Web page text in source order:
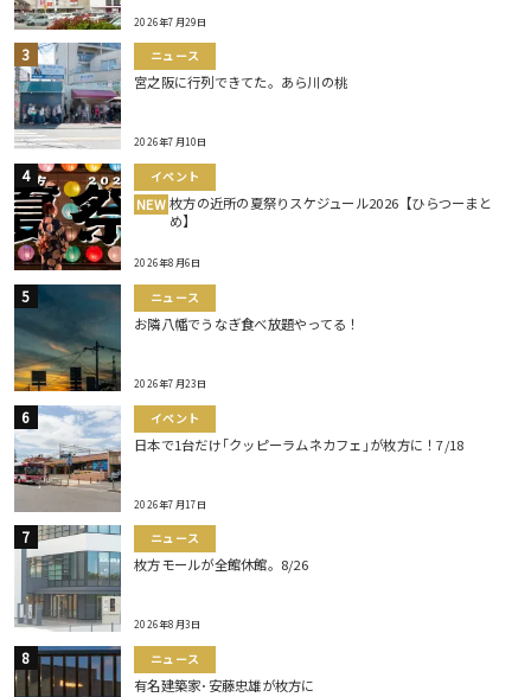
2026年7月29日
ニュース
宮之阪に行列できてた。あら川の桃
2026年7月10日
イベント
NEW 枚方の近所の夏祭りスケジュール2026【ひらつーまと
め】
2026年8月6日
ニュース
お隣八幡でうなぎ食べ放題やってる！
2026年7月23日
イベント
日本で1台だけ｢クッピーラムネカフェ｣が枚方に！7/18
2026年7月17日
ニュース
枚方モールが全館休館。8/26
2026年8月3日
ニュース
有名建築家･安藤忠雄が枚方に